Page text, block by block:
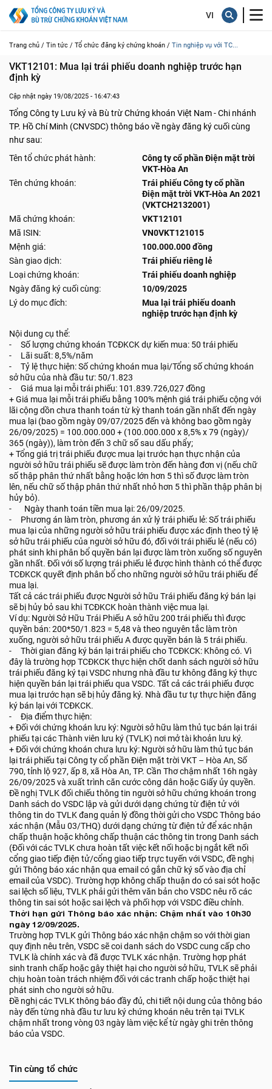
Trang chủ / Tin tức / Tổ chức đăng ký chứng khoán / Tin nghiệp vụ với TC...
VKT12101: Mua lại trái phiếu doanh nghiệp trước hạn
định kỳ
Cập nhật ngày 19/08/2025 - 16:47:43
Tổng Công ty Lưu ký và Bù trừ Chứng khoán Việt Nam - Chi nhánh
TP. Hồ Chí Minh (CNVSDC) thông báo về ngày đăng ký cuối cùng
như sau:
Tên tổ chức phát hành:
Công ty cổ phần Điện mặt trời
VKT-Hòa An
Tên chứng khoán:
Trái phiếu Công ty cổ phần
Điện mặt trời VKT-Hòa An 2021
(VKTCH2132001)
Mã chứng khoán:
VKT12101
Mã ISIN:
VN0VKT121015
Mệnh giá:
100.000.000 đồng
Sàn giao dịch:
Trái phiếu riêng lẻ
Loại chứng khoán:
Trái phiếu doanh nghiệp
Ngày đăng ký cuối cùng:
10/09/2025
Lý do mục đích:
Mua lại trái phiếu doanh
nghiệp trước hạn định kỳ
Nội dung cụ thể:
- Số lượng chứng khoán TCĐKCK dự kiến mua: 50 trái phiếu
- Lãi suất: 8,5%/năm
- Tỷ lệ thực hiện: Số chứng khoán mua lại/Tổng số chứng khoán
sở hữu của nhà đầu tư: 50/1.823
- Giá mua lại mỗi trái phiếu: 101.839.726,027 đồng
+ Giá mua lại mỗi trái phiếu bằng 100% mệnh giá trái phiếu cộng với
lãi cộng dồn chưa thanh toán từ kỳ thanh toán gần nhất đến ngày
mua lại (bao gồm ngày 09/07/2025 đến và không bao gồm ngày
26/09/2025) = 100.000.000 + (100.000.000 x 8,5% x 79 (ngày)/
365 (ngày)), làm tròn đến 3 chữ số sau dấu phẩy;
+ Tổng giá trị trái phiếu được mua lại trước hạn thực nhận của
người sở hữu trái phiếu sẽ được làm tròn đến hàng đơn vị (nếu chữ
số thập phân thứ nhất bằng hoặc lớn hơn 5 thì số được làm tròn
lên, nếu chữ số thập phân thứ nhất nhỏ hơn 5 thì phần thập phân bị
hủy bỏ).
- Ngày thanh toán tiền mua lại: 26/09/2025.
- Phương án làm tròn, phương án xử lý trái phiếu lẻ: Số trái phiếu
mua lại của những người sở hữu trái phiếu được xác định theo tỷ lệ
sở hữu trái phiếu của người sở hữu đó, đối với trái phiếu lẻ (nếu có)
phát sinh khi phân bổ quyền bán lại được làm tròn xuống số nguyên
gần nhất. Đối với số lượng trái phiếu lẻ được hình thành có thể được
TCĐKCK quyết định phân bổ cho những người sở hữu trái phiếu để
mua lại.
Tất cả các trái phiếu được Người sở hữu Trái phiếu đăng ký bán lại
sẽ bị hủy bỏ sau khi TCĐKCK hoàn thành việc mua lại.
Ví dụ: Người Sở Hữu Trái Phiếu A sở hữu 200 trái phiếu thì được
quyền bán: 200*50/1.823 = 5,48 và theo nguyên tắc làm tròn
xuống, người sở hữu trái phiếu A được quyền bán là 5 trái phiếu.
- Thời gian đăng ký bán lại trái phiếu cho TCĐKCK: Không có. Vì
đây là trường hợp TCĐKCK thực hiện chốt danh sách người sở hữu
trái phiếu đăng ký tại VSDC nhưng nhà đầu tư không đăng ký thực
hiện quyền bán lại trái phiếu qua VSDC. Tất cả các trái phiếu được
mua lại trước hạn sẽ bị hủy đăng ký. Nhà đầu tư tự thực hiện đăng
ký bán lại với TCĐKCK.
- Địa điểm thực hiện:
+ Đối với chứng khoán lưu ký: Người sở hữu làm thủ tục bán lại trái
phiếu tại các Thành viên lưu ký (TVLK) nơi mở tài khoản lưu ký.
+ Đối với chứng khoán chưa lưu ký: Người sở hữu làm thủ tục bán
lại trái phiếu tại Công ty cổ phần Điện mặt trời VKT – Hòa An, Số
790, tỉnh lộ 927, ấp 8, xã Hòa An, TP. Cần Thơ chậm nhất 16h ngày
26/09/2025 và xuất trình căn cước công dân hoặc Giấy ủy quyền.
Đề nghị TVLK đối chiếu thông tin người sở hữu chứng khoán trong
Danh sách do VSDC lập và gửi dưới dạng chứng từ điện tử với
thông tin do TVLK đang quản lý đồng thời gửi cho VSDC Thông báo
xác nhận (Mẫu 03/THQ) dưới dạng chứng từ điện tử để xác nhận
chấp thuận hoặc không chấp thuận các thông tin trong Danh sách
(Đối với các TVLK chưa hoàn tất việc kết nối hoặc bị ngắt kết nối
cổng giao tiếp điện tử/cổng giao tiếp trực tuyến với VSDC, đề nghị
gửi Thông báo xác nhận qua email có gắn chữ ký số vào địa chỉ
email của VSDC). Trường hợp không chấp thuận do có sai sót hoặc
sai lệch số liệu, TVLK phải gửi thêm văn bản cho VSDC nêu rõ các
thông tin sai sót hoặc sai lệch và phối hợp với VSDC điều chỉnh.
Thời hạn gửi Thông báo xác nhận: Chậm nhất vào 10h30
ngày 12/09/2025.
Trường hợp TVLK gửi Thông báo xác nhận chậm so với thời gian
quy định nêu trên, VSDC sẽ coi danh sách do VSDC cung cấp cho
TVLK là chính xác và đã được TVLK xác nhận. Trường hợp phát
sinh tranh chấp hoặc gây thiệt hại cho người sở hữu, TVLK sẽ phải
chịu hoàn toàn trách nhiệm đối với các tranh chấp hoặc thiệt hại
phát sinh cho người sở hữu.
Đề nghị các TVLK thông báo đầy đủ, chi tiết nội dung của thông báo
này đến từng nhà đầu tư lưu ký chứng khoán nêu trên tại TVLK
chậm nhất trong vòng 03 ngày làm việc kể từ ngày ghi trên thông
báo của VSDC.
Tin cùng tổ chức